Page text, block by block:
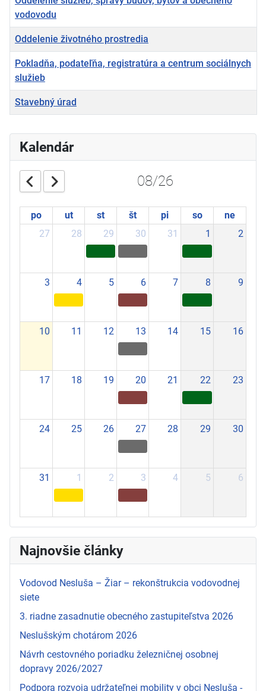
vodovodu
Oddelenie životného prostredia
Pokladňa, podateľňa, registratúra a centrum sociálnych
služieb
Stavebný úrad
Kalendár
08/26
po ut st št pi so
ne
27
28 29 30 31 1 2
3 4 5 6 7 8 9
10 11 12 13 14 15 16
17 18 19 20 21 22 23
24 25 26 27 28 29 30
31 1 2 3 4 5 6
Najnovšie články
Vodovod Nesluša – Žiar – rekonštrukcia vodovodnej
siete
3. riadne zasadnutie obecného zastupiteľstva 2026
Neslušským chotárom 2026
Návrh cestovného poriadku železničnej osobnej
dopravy 2026/2027
Podpora rozvoja udržateľnej mobility v obci Nesluša -